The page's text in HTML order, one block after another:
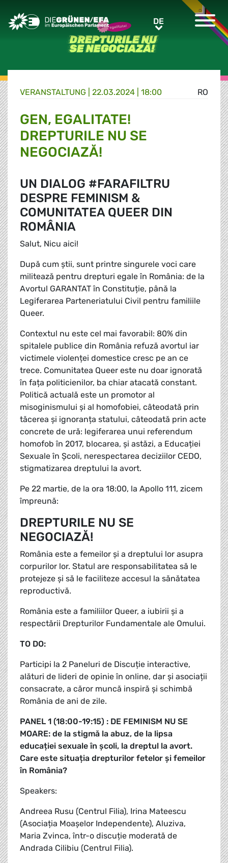
Greens/EFA Home DEDE
RO
VERANSTALTUNG 22.03.2024 | 18:00
GEN, EGALITATE!
DREPTURILE NU SE
NEGOCIAZĂ!
UN DIALOG #FARAFILTRU
DESPRE FEMINISM &
COMUNITATEA QUEER DIN
ROMÂNIA
Salut, Nicu aici!
După cum știi, sunt printre singurele voci care
militează pentru drepturi egale în România: de la
Avortul GARANTAT în Constituție, până la
Legiferarea Parteneriatului Civil pentru familiile
Queer.
Contextul nu este cel mai favorabil: 80% din
spitalele publice din România refuză avortul iar
victimele violenței domestice cresc pe an ce
trece. Comunitatea Queer este nu doar ignorată
în fața politicienilor, ba chiar atacată constant.
Politică actuală este un promotor al
misoginismului și al homofobiei, câteodată prin
tăcerea și ignoranța statului, câteodată prin acte
concrete de ură: legiferarea unui referendum
homofob în 2017, blocarea, și astăzi, a Educației
Sexuale în Școli, nerespectarea deciziilor CEDO,
stigmatizarea dreptului la avort.
Pe 22 martie, de la ora 18:00, la Apollo 111, zicem
împreună:
DREPTURILE NU SE
NEGOCIAZĂ!
România este a femeilor și a dreptului lor asupra
corpurilor lor. Statul are responsabilitatea să le
protejeze și să le faciliteze accesul la sănătatea
reproductivă.
România este a familiilor Queer, a iubirii și a
respectării Drepturilor Fundamentale ale Omului.
TO DO:
Participi la 2 Paneluri de Discuție interactive,
alături de lideri de opinie în online, dar și asociații
consacrate, a căror muncă inspiră și schimbă
România de ani de zile.
PANEL 1 (18:00-19:15) : DE FEMINISM NU SE
MOARE: de la stigmă la abuz, de la lipsa
educației sexuale în școli, la dreptul la avort.
Care este situația drepturilor fetelor și femeilor
în România?
Speakers:
Andreea Rusu (Centrul Filia), Irina Mateescu
(Asociația Moașelor Independente), ⁠Aluziva,
⁠Maria Zvinca, într-o discuție moderată de
Andrada Cilibiu (Centrul Filia).